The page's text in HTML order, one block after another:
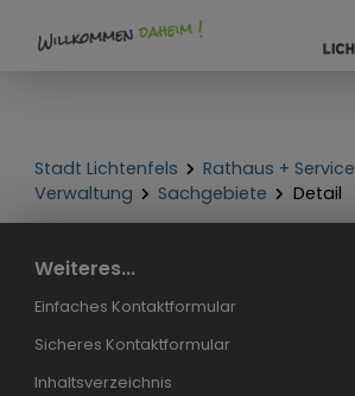
Stadt Lichtenfels
Rathaus + Service
Verwaltung
Sachgebiete Detail
Weiteres...
Einfaches Kontaktformular
Sicheres Kontaktformular
Inhaltsverzeichnis